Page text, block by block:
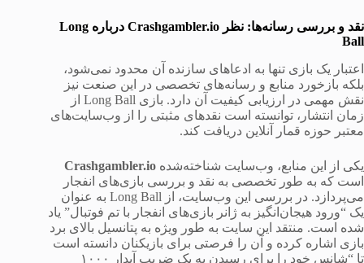
نقد و بررسی رسانه‌ها: نظر Crashgambler.io درباره Long
Ball
اعتبار یک بازی تنها به ادعاهای سازنده آن محدود نمی‌شود،
بلکه بازخورد منابع و رسانه‌های تخصصی در این صنعت نیز
نقش مهمی در ارزیابی کیفیت آن دارد. بازی Long Ball از
زمان انتشار، توانسته است نقدهای مثبتی را از وب‌سایت‌های
معتبر حوزه قمار آنلاین دریافت کند.
یکی از این منابع، وب‌سایت شناخته‌شده Crashgambler.io
است که به طور تخصصی به نقد و بررسی بازی‌های انفجار
می‌پردازد. در بررسی این وب‌سایت، از Long Ball به عنوان
یک “ورود هیجان‌انگیز به ژانر بازی‌های انفجار با تم فوتبال” یاد
شده است. منتقد این سایت به طور ویژه به پتانسیل بالای برد
بازی اشاره کرده و آن را فرصتی برای بازیکنان دانسته است
تا “شانس خود را برای رسیدن به یک ضریب آبدار ۱۰۰۰